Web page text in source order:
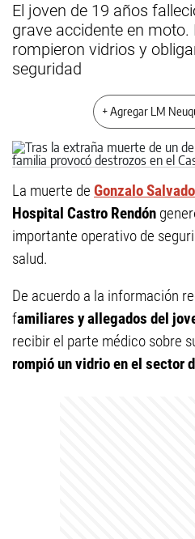
El joven de 19 años
grave accidente en moto.
rompieron vidrios y
seguridad
+ Agregar LM
La muerte de Gonzalo
Hospital Castro Rendón
importante operativo de
salud.
De acuerdo a la información
familiares y allegados del
recibir el parte médico sobre
rompió un vidrio en el sector